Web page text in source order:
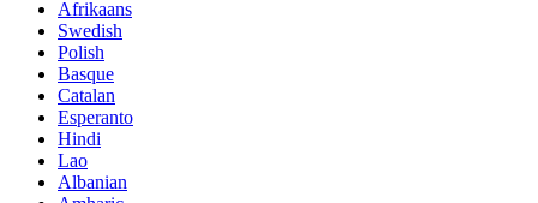
Afrikaans
Swedish
Polish
Basque
Catalan
Esperanto
Hindi
Lao
Albanian